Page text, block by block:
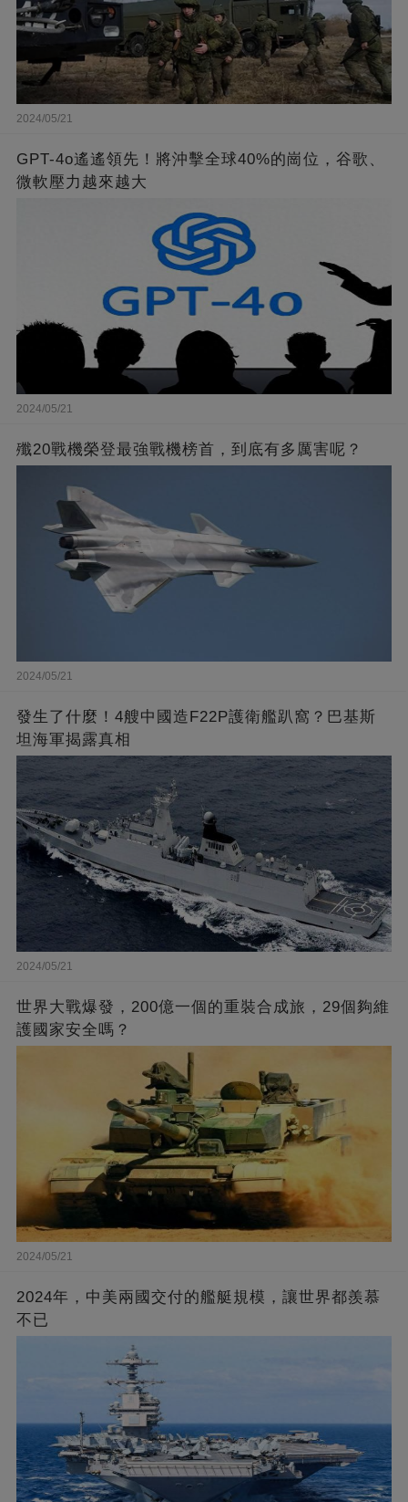
2024/05/21
GPT-4o遙遙領先！將沖擊全球40%的崗位，谷歌、
微軟壓力越來越大
2024/05/21
殲20戰機榮登最強戰機榜首，到底有多厲害呢？
2024/05/21
發生了什麼！4艘中國造F22P護衛艦趴窩？巴基斯
坦海軍揭露真相
2024/05/21
世界大戰爆發，200億一個的重裝合成旅，29個夠維
護國家安全嗎？
2024/05/21
2024年，中美兩國交付的艦艇規模，讓世界都羨慕
不已